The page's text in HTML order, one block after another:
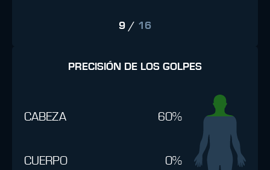
9 / 16
PRECISIÓN DE LOS GOLPES
CABEZA 60%
CUERPO 0%